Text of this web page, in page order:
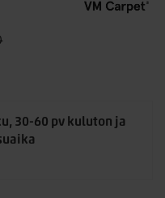
30-60 pv kuluton ja